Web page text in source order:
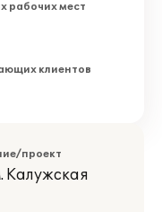
рабочих мест
клиентов
проект
Калужская